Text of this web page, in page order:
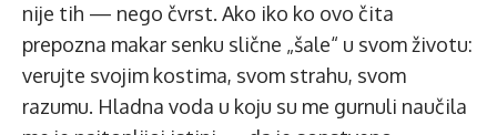
nije tih — nego čvrst. Ako iko ko ovo čita
prepozna makar senku slične „šale“ u svom životu:
verujte svojim kostima, svom strahu, svom
razumu. Hladna voda u koju su me gurnuli naučila